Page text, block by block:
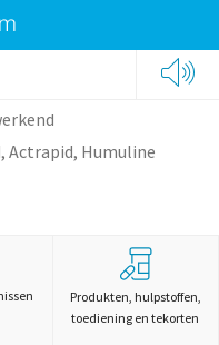
Actrapid, Humuline
Produkten, hulpstoffen,
toediening en tekorten